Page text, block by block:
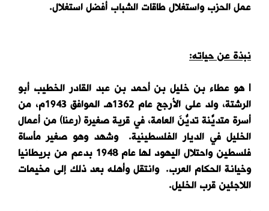
عمل الحزب واستغلال طاقات الشباب أفضل استغلال.
نبذة عن حياته:
l هو عطاء بن خليل بن أحمد بن عبد القادر الخطيب أبو
الرشتة، ولد على الأرجح عام 1362هـ الموافق 1943م، من
أسرة متديَّنة تديُّنَ العامة، في قرية صغيرة (رعنا) من أعمال
الخليل في الديار الفلسطينية. وشهد وهو صغير مأساة
فلسطين واحتلال اليهود لها عام 1948 بدعم من بريطانيا
وخيانة الحكام العرب. وانتقل وأهله بعد ذلك إلى مخيمات
اللاجئين قرب الخليل.